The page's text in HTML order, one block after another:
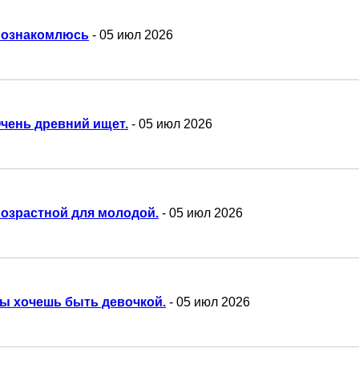
- 05 июл 2026
древний ищет. - 05 июл 2026
для молодой. - 05 июл 2026
хочешь быть девочкой. - 05 июл 2026